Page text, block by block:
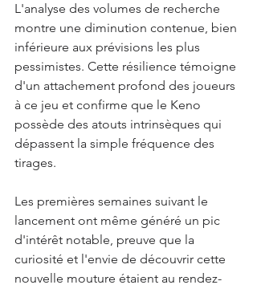
L'analyse des volumes de recherche
montre une diminution contenue, bien
inférieure aux prévisions les plus
pessimistes. Cette résilience témoigne
d'un attachement profond des joueurs
à ce jeu et confirme que le Keno
possède des atouts intrinsèques qui
dépassent la simple fréquence des
tirages.
Les premières semaines suivant le
lancement ont même généré un pic
d'intérêt notable, preuve que la
curiosité et l'envie de découvrir cette
nouvelle mouture étaient au rendez-